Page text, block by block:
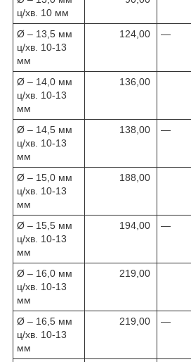
ц/хв. 10 мм
Ø – 13,5 мм
ц/хв. 10-13
мм
124,00 —
Ø – 14,0 мм
ц/хв. 10-13
мм
136,00
Ø – 14,5 мм
ц/хв. 10-13
мм
138,00 —
Ø – 15,0 мм
ц/хв. 10-13
мм
188,00
Ø – 15,5 мм
ц/хв. 10-13
мм
194,00 —
Ø – 16,0 мм
ц/хв. 10-13
мм
219,00
Ø – 16,5 мм
ц/хв. 10-13
мм
219,00 —